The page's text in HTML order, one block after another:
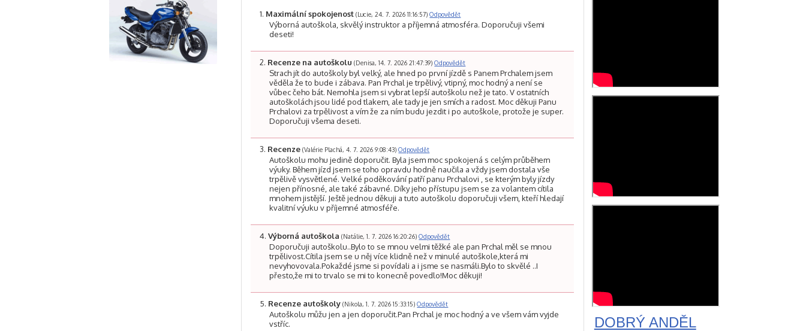
Maximální spokojenost(Lucie, 24. 7. 2026 11:16:57) Odpovědět
Výborná autoškola, skvělý instruktor a příjemná atmosféra. Doporučuji všemi
deseti!
Recenze na autoškolu(Denisa, 14. 7. 2026 21:47:39) Odpovědět
Strach jít do autoškoly byl velký, ale hned po první jízdě s Panem Prchalem jsem
věděla že to bude i zábava. Pan Prchal je trpělivý, vtipný, moc hodný a není se
vůbec čeho bát. Nemohla jsem si vybrat lepší autoškolu než je tato. V ostatních
autoškolách jsou lidé pod tlakem, ale tady je jen smích a radost. Moc děkuji Panu
Prchalovi za trpělivost a vím že za ním budu jezdit i po autoškole, protože je super.
Doporučuji všema deseti.
Recenze(Valérie Plachá, 4. 7. 2026 9:08:43) Odpovědět
Autoškolu mohu jedině doporučit. Byla jsem moc spokojená s celým průběhem
výuky. Během jízd jsem se toho opravdu hodně naučila a vždy jsem dostala vše
trpělivě vysvětlené. Velké poděkování patří panu Prchalovi , se kterým byly jízdy
nejen přínosné, ale také zábavné. Díky jeho přístupu jsem se za volantem cítila
mnohem jistější. Ještě jednou děkuji a tuto autoškolu doporučuji všem, kteří hledají
kvalitní výuku v příjemné atmosféře.
Výborná autoškola(Natálie, 1. 7. 2026 16:20:26) Odpovědět
Doporučuji autoškolu..Bylo to se mnou velmi těžké ale pan Prchal měl se mnou
trpělivost.Cítila jsem se u něj více klidně než v minulé autoškole,která mi
nevyhovovala.Pokaždé jsme si povídali a i jsme se nasmáli.Bylo to skvělé ..I
přesto,že mi to trvalo se mi to konecně povedlo!Moc děkuji!
Recenze autoškoly(Nikola, 1. 7. 2026 15:33:15) Odpovědět
Autoškolu můžu jen a jen doporučit.Pan Prchal je moc hodný a ve všem vám vyjde
vstříc.
DOBRÝ ANDĚL